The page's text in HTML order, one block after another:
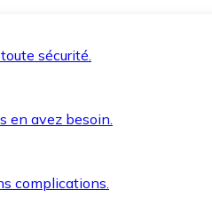
sécurité.
en avez besoin.
complications.